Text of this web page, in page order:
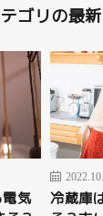
ゴリの最
気
冷蔵庫